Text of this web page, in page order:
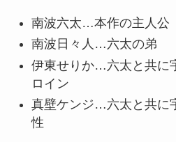
南波六太…本作の主人公
南波日々人…六太の弟
伊東せりか…六太と共に
ロイン
真壁ケンジ…六太と共に
性